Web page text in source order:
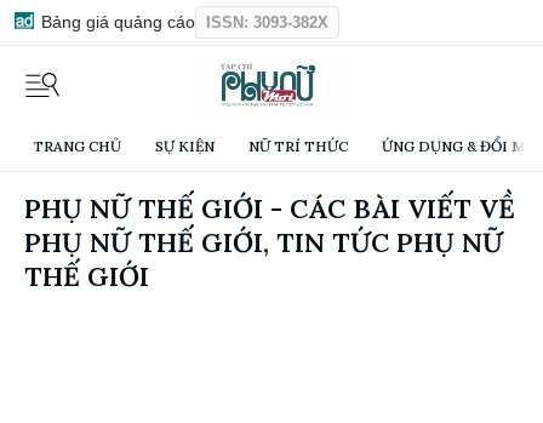
Bảng giá quảng cáo ISSN: 3093-382X
TRANG CHỦ SỰ KIỆN NỮ TRÍ THỨC ỨNG DỤNG & ĐỔI
PHỤ NỮ THẾ GIỚI - CÁC BÀI VIẾT VỀ
PHỤ NỮ THẾ GIỚI, TIN TỨC PHỤ NỮ
THẾ GIỚI